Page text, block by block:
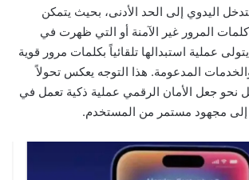
اليدوي إلى الحد الأدنى، بحيث يتمكن
المرور غير الآمنة أو التي ظهرت في
عملية استبدالها تلقائياً بكلمات مرور قوية
المدعومة. هذا التوجه يعكس تحولاً
نحو جعل الأمان الرقمي عملية ذكية تعمل في
إلى مجهود مستمر من المستخدم.